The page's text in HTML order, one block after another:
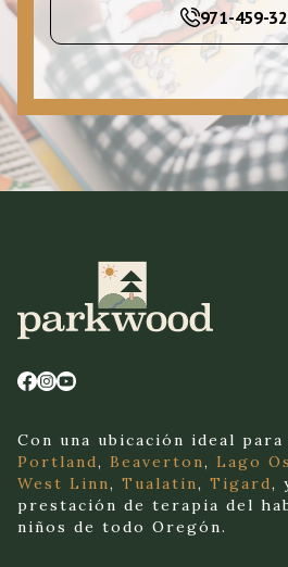
971-459-
Con una ubicación ideal
Portland, Beaverton, Lago
West Linn, Tualatin, Tigard,
prestación de terapia del
niños de todo Oregón.